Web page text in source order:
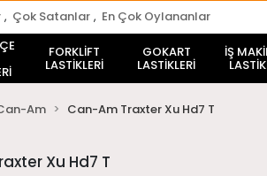
, Çok Satanlar , En Çok Oylananlar
FORKLİFT
LASTİKLERİ
GOKART
LASTİKLERİ
İŞ
Am Can-Am Traxter Xu Hd7 T
Xu Hd7 T